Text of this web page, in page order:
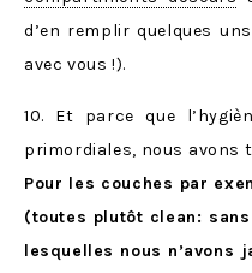
d’en remplir quelques
avec vous !).
10. Et parce que
primordiales, nous avons
Pour les couches par
(toutes plutôt clean:
lesquelles nous n’avons